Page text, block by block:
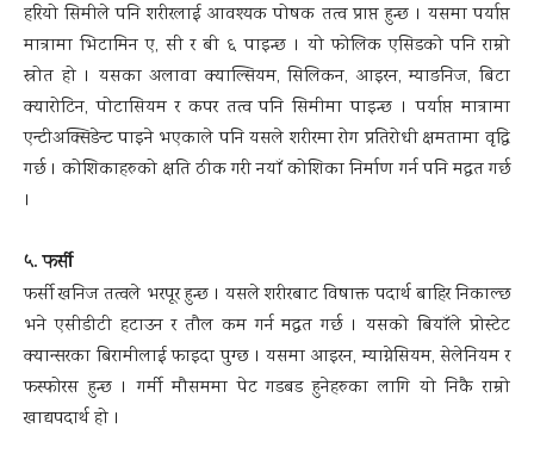
हरियो सिमीले पनि शरीरलाई आवश्यक पोषक तत्व प्राप्त हुन्छ । यसमा पर्याप्त
मात्रामा भिटामिन ए, सी र बी ६ पाइन्छ । यो फोलिक एसिडको पनि राम्रो
स्रोत हो । यसका अलावा क्याल्सियम, सिलिकन, आइरन, म्याङनिज, बिटा
क्यारोटिन, पोटासियम र कपर तत्व पनि सिमीमा पाइन्छ । पर्याप्त मात्रामा
एन्टीअक्सिडेन्ट पाइने भएकाले पनि यसले शरीरमा रोग प्रतिरोधी क्षमतामा वृद्धि
गर्छ । कोशिकाहरुको क्षति ठीक गरी नयाँ कोशिका निर्माण गर्न पनि मद्धत गर्छ
।
५. फर्सी
फर्सी खनिज तत्वले भरपूर हुन्छ । यसले शरीरबाट विषाक्त पदार्थ बाहिर निकाल्छ
भने एसीडीटी हटाउन र तौल कम गर्न मद्धत गर्छ । यसको बियाँले प्रोस्टेट
क्यान्सरका बिरामीलाई फाइदा पुग्छ । यसमा आइरन, म्याग्नेसियम, सेलेनियम र
फस्फोरस हुन्छ । गर्मी मौसममा पेट गडबड हुनेहरुका लागि यो निकै राम्रो
खाद्यपदार्थ हो ।